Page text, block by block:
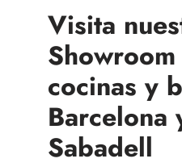
Visita
cocinas y
Barcelona
Sabadell